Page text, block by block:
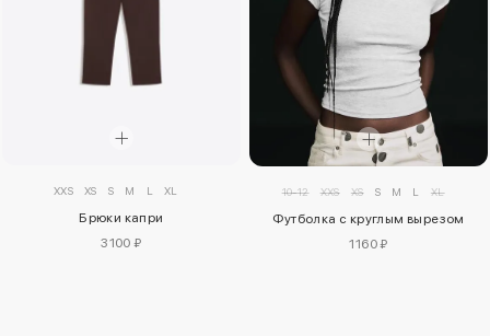
XXS XS S M L XL
Брюки капри
3100 ₽
10-12 XXS XS S M L XL
Футболка с круглым вырезом
1160 ₽